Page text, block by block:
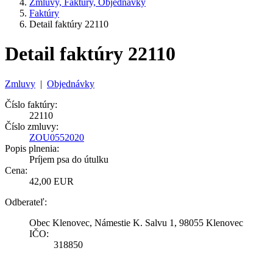
Zmluvy, Faktúry, Objednávky
Faktúry
Detail faktúry 22110
Detail faktúry 22110
Zmluvy | Objednávky
Číslo faktúry:
22110
Číslo zmluvy:
ZOU0552020
Popis plnenia:
Príjem psa do útulku
Cena:
42,00 EUR
Odberateľ:
Obec Klenovec, Námestie K. Salvu 1, 98055 Klenovec
IČO:
318850